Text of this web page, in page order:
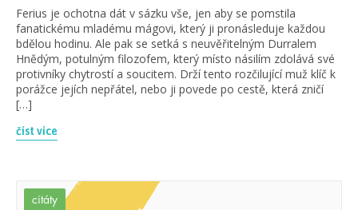
Ferius je ochotna dát v sázku vše, jen aby se pomstila
fanatickému mladému mágovi, který ji pronásleduje každou
bdělou hodinu. Ale pak se setká s neuvěřitelným Durralem
Hnědým, potulným filozofem, který místo násilím zdolává své
protivníky chytrostí a soucitem. Drží tento rozčilující muž klíč k
porážce jejích nepřátel, nebo ji povede po cestě, která zničí
[…]
číst více
citáty